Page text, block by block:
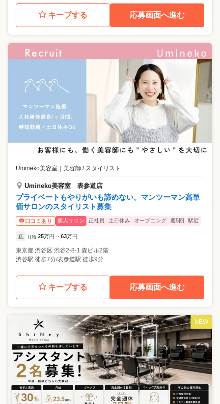
キープする 応募画面へ進む
Umineko美容室 美容師 / スタイリスト
Umineko美容室 表参道店
プライベートもやりがいも諦めない。マンツーマン高単
価サロンのスタイリスト募集
口コミあり 個人サロン 正社員 土日休み オープニング 週5回 駅近
正 月給 25万円 ~ 63万円
東京都 渋谷区 渋谷2-8-1 森ビル2階
渋谷駅 徒歩7分/表参道駅 徒歩9分
キープする 応募画面へ進む
NEW